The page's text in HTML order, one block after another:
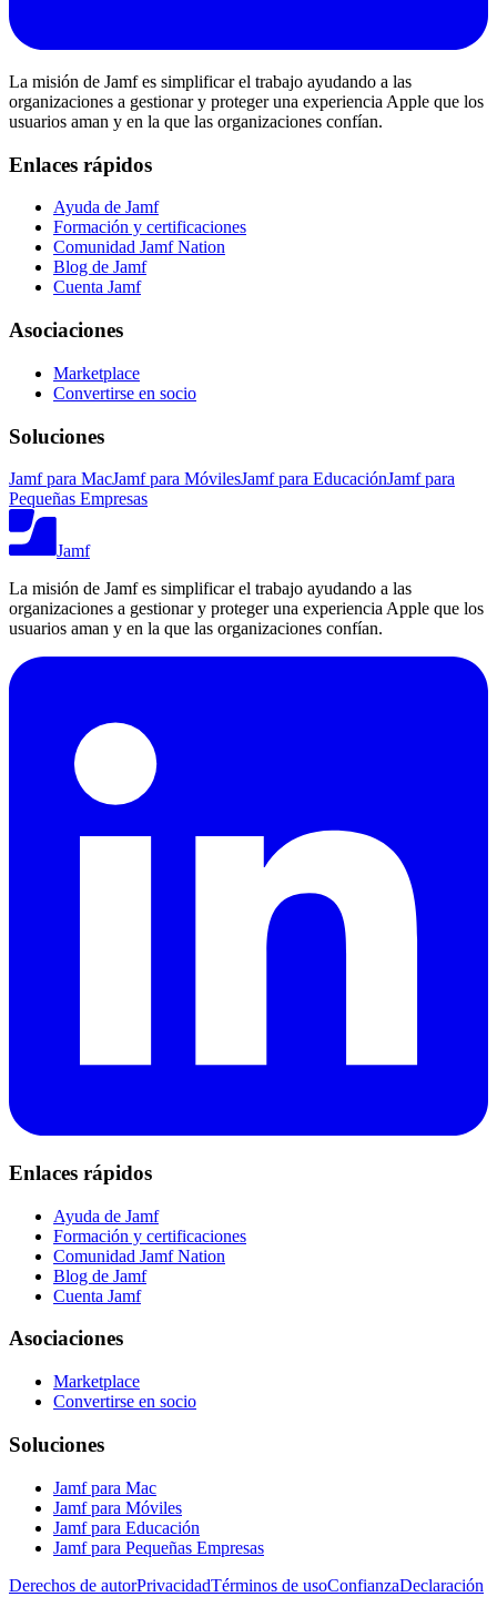
La misión de Jamf es simplificar el trabajo ayudando a las
organizaciones a gestionar y proteger una experiencia Apple que los
usuarios aman y en la que las organizaciones confían.
Enlaces rápidos
Ayuda de Jamf
Formación y certificaciones
Comunidad Jamf Nation
Blog de Jamf
Cuenta Jamf
Asociaciones
Marketplace
Convertirse en socio
Soluciones
Jamf para MacJamf para MóvilesJamf para EducaciónJamf para
Pequeñas Empresas
Jamf
La misión de Jamf es simplificar el trabajo ayudando a las
organizaciones a gestionar y proteger una experiencia Apple que los
usuarios aman y en la que las organizaciones confían.
Enlaces rápidos
Ayuda de Jamf
Formación y certificaciones
Comunidad Jamf Nation
Blog de Jamf
Cuenta Jamf
Asociaciones
Marketplace
Convertirse en socio
Soluciones
Jamf para Mac
Jamf para Móviles
Jamf para Educación
Jamf para Pequeñas Empresas
Derechos de autorPrivacidadTérminos de usoConfianzaDeclaración